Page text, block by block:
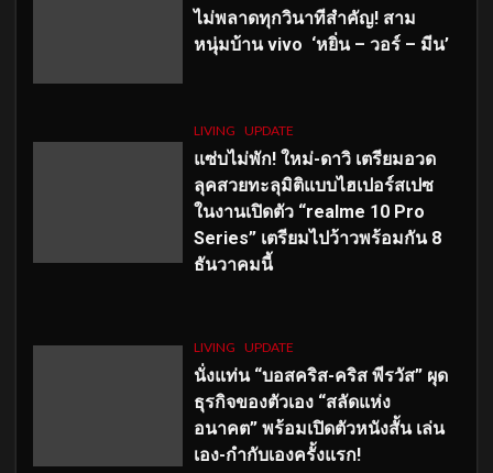
ไม่พลาดทุกวินาทีสำคัญ! สาม
หนุ่มบ้าน vivo ‘หยิ่น – วอร์ – มีน’
LIVING UPDATE
แซ่บไม่พัก! ใหม่-ดาวิ เตรียมอวด
ลุคสวยทะลุมิติแบบไฮเปอร์สเปซ
ในงานเปิดตัว “realme 10 Pro
Series” เตรียมไปว้าวพร้อมกัน 8
ธันวาคมนี้
LIVING UPDATE
นั่งแท่น “บอสคริส-คริส พีรวัส” ผุด
ธุรกิจของตัวเอง “สลัดแห่ง
อนาคต” พร้อมเปิดตัวหนังสั้น เล่น
เอง-กำกับเองครั้งแรก!